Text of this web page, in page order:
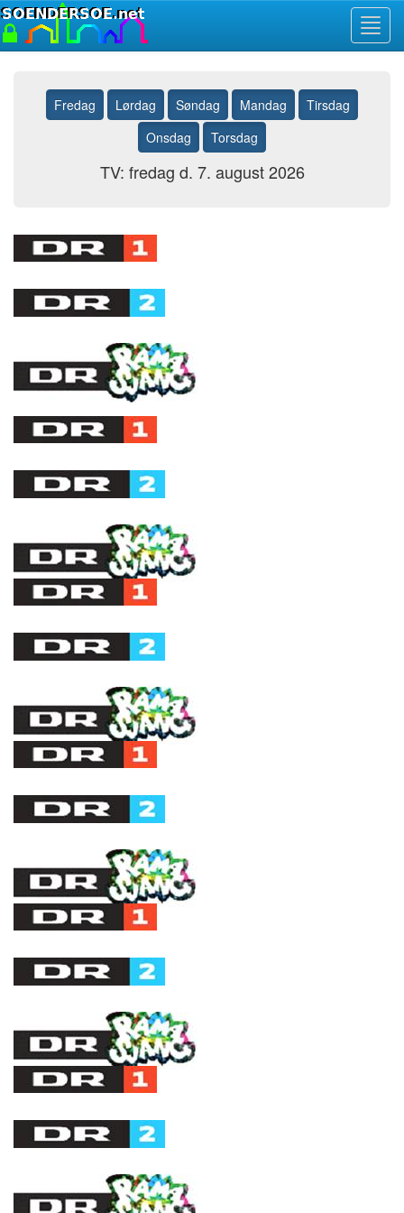
Fredag Lørdag Søndag Mandag
Tirsdag
Onsdag
Torsdag
TV: fredag d. 7. august 2026